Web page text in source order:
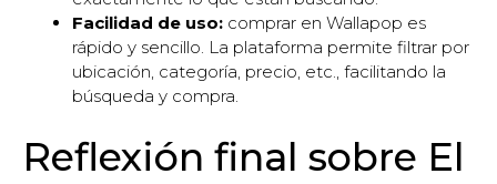
Facilidad de uso: comprar en Wallapop es
rápido y sencillo. La plataforma permite filtrar por
ubicación, categoría, precio, etc., facilitando la
búsqueda y compra.
Reflexión final sobre El